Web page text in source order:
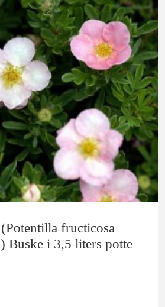
fructicosa
Buske i 3,5 liters potte